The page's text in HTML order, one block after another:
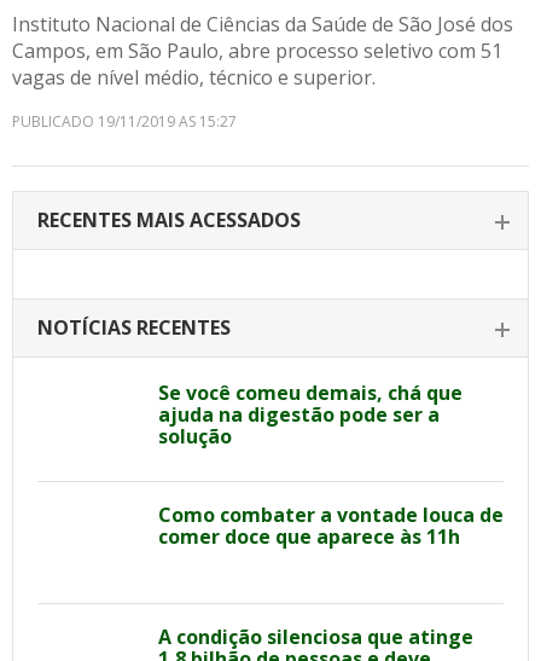
Instituto Nacional de Ciências da Saúde de São José dos
Campos, em São Paulo, abre processo seletivo com 51
vagas de nível médio, técnico e superior.
PUBLICADO 19/11/2019 AS 15:27
RECENTES MAIS ACESSADOS
NOTÍCIAS RECENTES
Se você comeu demais, chá que
ajuda na digestão pode ser a
solução
Como combater a vontade louca de
comer doce que aparece às 11h
A condição silenciosa que atinge